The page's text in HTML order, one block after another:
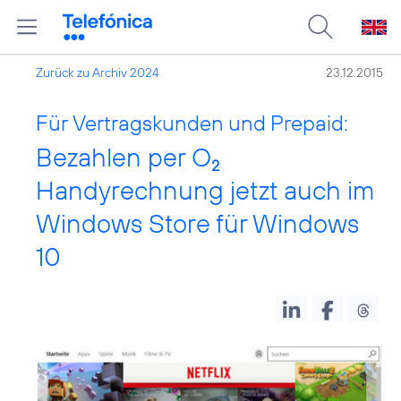
Zurück zu Archiv 2024 23.12.2015
Für Vertragskunden und Prepaid:
Bezahlen per O2
Handyrechnung jetzt auch im
Windows Store für Windows
10